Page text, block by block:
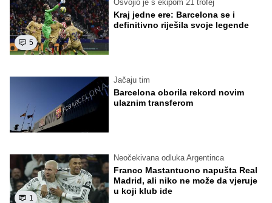
5
Osvojio je s ekipom 21 trofej
Kraj jedne ere: Barcelona se i
definitivno riješila svoje legende
Jačaju tim
Barcelona oborila rekord novim
ulaznim transferom
1
Neočekivana odluka Argentinca
Franco Mastantuono napušta Real
Madrid, ali niko ne može da vjeruje
u koji klub ide